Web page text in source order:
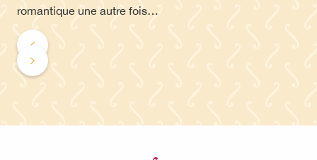
romantique une autre fois…